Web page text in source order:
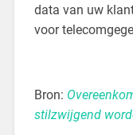
data van uw
voor
Bron:
stilzwijgend